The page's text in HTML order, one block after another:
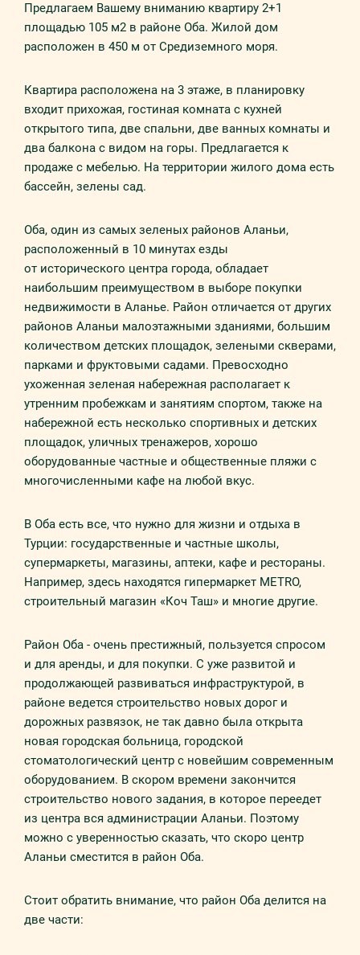
Предлагаем Вашему вниманию квартиру 2+1
площадью 105 м2 в районе Оба. Жилой дом
расположен в 450 м от Средиземного моря.
Квартира расположена на 3 этаже, в планировку
входит прихожая, гостиная комната с кухней
открытого типа, две спальни, две ванных комнаты и
два балкона с видом на горы. Предлагается к
продаже с мебелью. На территории жилого дома есть
бассейн, зелены сад.
Оба, один из самых зеленых районов Аланьи,
расположенный в 10 минутах езды
от исторического центра города, обладает
наибольшим преимуществом в выборе покупки
недвижимости в Аланье. Район отличается от других
районов Аланьи малоэтажными зданиями, большим
количеством детских площадок, зелеными скверами,
парками и фруктовыми садами. Превосходно
ухоженная зеленая набережная располагает к
утренним пробежкам и занятиям спортом, также на
набережной есть несколько спортивных и детских
площадок, уличных тренажеров, хорошо
оборудованные частные и общественные пляжи с
многочисленными кафе на любой вкус.
В Оба есть все, что нужно для жизни и отдыха в
Турции: государственные и частные школы,
супермаркеты, магазины, аптеки, кафе и рестораны.
Например, здесь находятся гипермаркет METRO,
строительный магазин «Коч Таш» и многие другие.
Район Оба - очень престижный, пользуется спросом
и для аренды, и для покупки. С уже развитой и
продолжающей развиваться инфраструктурой, в
районе ведется строительство новых дорог и
дорожных развязок, не так давно была открыта
новая городская больница, городской
стоматологический центр с новейшим современным
оборудованием. В скором времени закончится
строительство нового задания, в которое переедет
из центра вся администрации Аланьи. Поэтому
можно с уверенностью сказать, что скоро центр
Аланьи сместится в район Оба.
Стоит обратить внимание, что район Оба делится на
две части: